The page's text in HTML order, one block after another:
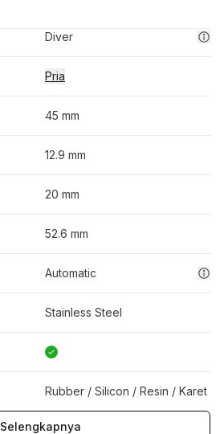
Diver
Pria
45 mm
12.9 mm
20 mm
52.6 mm
Automatic
Stainless Steel
Rubber / Silicon / Resin / Karet
Selengkapnya